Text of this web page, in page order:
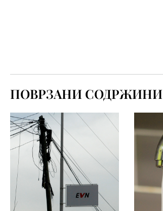
ПОВРЗАНИ СОДРЖИНИ